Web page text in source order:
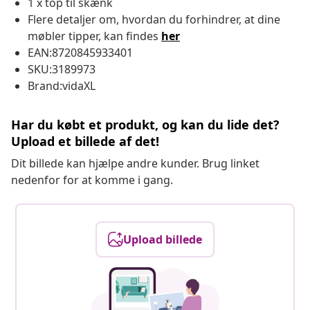
Flere detaljer om, hvordan du forhindrer, at dine
møbler tipper, kan findes her
EAN:8720845933401
SKU:3189973
Brand:vidaXL
Har du købt et produkt, og kan du lide det?
Upload et billede af det!
Dit billede kan hjælpe andre kunder. Brug linket
nedenfor for at komme i gang.
Upload billede